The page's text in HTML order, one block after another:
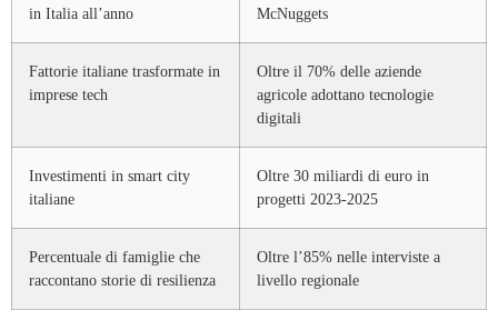
in Italia all’anno
McNuggets
Fattorie italiane trasformate in
imprese tech
Oltre il 70% delle aziende
agricole adottano tecnologie
digitali
Investimenti in smart city
italiane
Oltre 30 miliardi di euro in
progetti 2023-2025
Percentuale di famiglie che
raccontano storie di resilienza
Oltre l’85% nelle interviste a
livello regionale